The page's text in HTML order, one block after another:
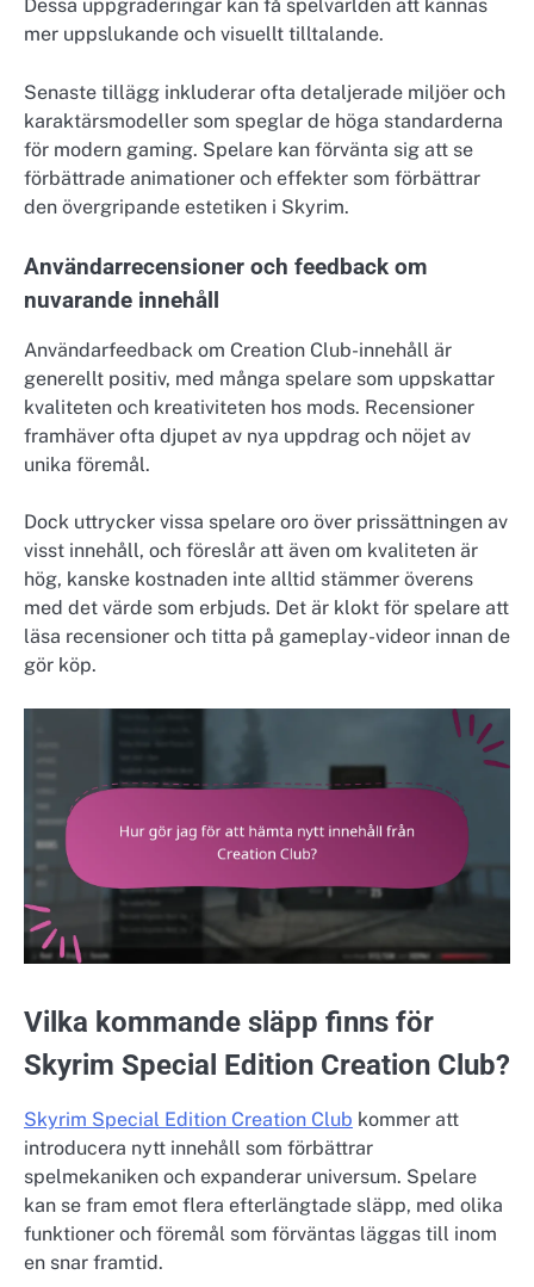
Dessa uppgraderingar kan få spelvärlden att kännas
mer uppslukande och visuellt tilltalande.
Senaste tillägg inkluderar ofta detaljerade miljöer och
karaktärsmodeller som speglar de höga standarderna
för modern gaming. Spelare kan förvänta sig att se
förbättrade animationer och effekter som förbättrar
den övergripande estetiken i Skyrim.
Användarrecensioner och feedback om
nuvarande innehåll
Användarfeedback om Creation Club-innehåll är
generellt positiv, med många spelare som uppskattar
kvaliteten och kreativiteten hos mods. Recensioner
framhäver ofta djupet av nya uppdrag och nöjet av
unika föremål.
Dock uttrycker vissa spelare oro över prissättningen av
visst innehåll, och föreslår att även om kvaliteten är
hög, kanske kostnaden inte alltid stämmer överens
med det värde som erbjuds. Det är klokt för spelare att
läsa recensioner och titta på gameplay-videor innan de
gör köp.
Vilka kommande släpp finns för
Skyrim Special Edition Creation Club?
Skyrim Special Edition Creation Club kommer att
introducera nytt innehåll som förbättrar
spelmekaniken och expanderar universum. Spelare
kan se fram emot flera efterlängtade släpp, med olika
funktioner och föremål som förväntas läggas till inom
en snar framtid.